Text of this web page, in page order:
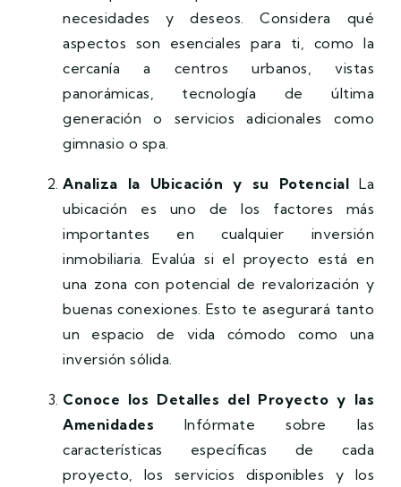
necesidades y deseos. Considera qué
aspectos son esenciales para ti, como la
cercanía a centros urbanos, vistas
panorámicas, tecnología de última
generación o servicios adicionales como
gimnasio o spa.
Analiza la Ubicación y su Potencial La
ubicación es uno de los factores más
importantes en cualquier inversión
inmobiliaria. Evalúa si el proyecto está en
una zona con potencial de revalorización y
buenas conexiones. Esto te asegurará tanto
un espacio de vida cómodo como una
inversión sólida.
Conoce los Detalles del Proyecto y las
Amenidades Infórmate sobre las
características específicas de cada
proyecto, los servicios disponibles y los